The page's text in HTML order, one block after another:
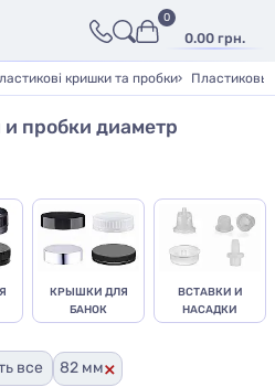
0.00 грн.
0
кришки та пробки
пробки диаметр
КРЫШКИ ДЛЯ
БАНОК
ВСТАВКИ И
НАСАДКИ
все 82 мм×